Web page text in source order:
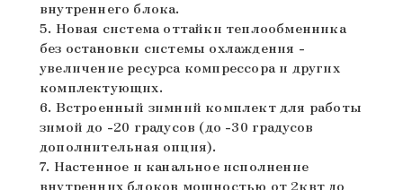
внутреннего блока.
5. Новая система оттайки теплообменника
без остановки системы охлаждения -
увеличение ресурса компрессора и других
комплектующих.
6. Встроенный зимний комплект для работы
зимой до -20 градусов (до -30 градусов
дополнительная опция).
7. Настенное и канальное исполнение
внутренних блоков мощностью от 2квт до